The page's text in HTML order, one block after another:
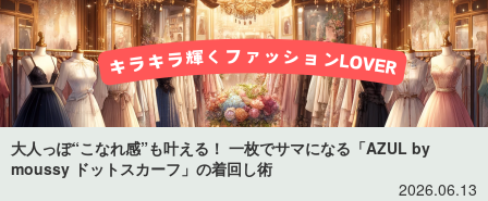
大人っぽ“こなれ感”も叶える！ 一枚でサマになる「AZUL by
moussy ドットスカーフ」の着回し術
2026.06.13